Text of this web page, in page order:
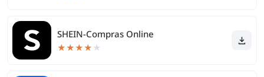
SHEIN-Compras Online
★★★★ ★